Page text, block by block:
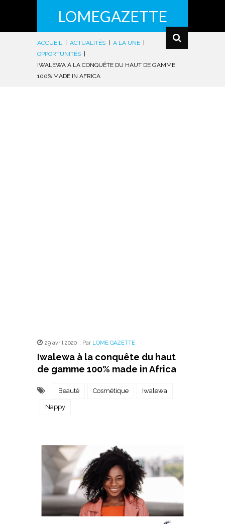
LOMEGAZETTE
ACCUEIL ACTUALITÉS A LA UNE
OPPORTUNITÉS
IWALEWA À LA CONQUÊTE DU HAUT DE GAMME
100% MADE IN AFRICA
29 avril 2020 , Par LOME GAZETTE
Iwalewa à la conquête du haut
de gamme 100% made in Africa
Beauté Cosmétique Iwalewa
Nappy